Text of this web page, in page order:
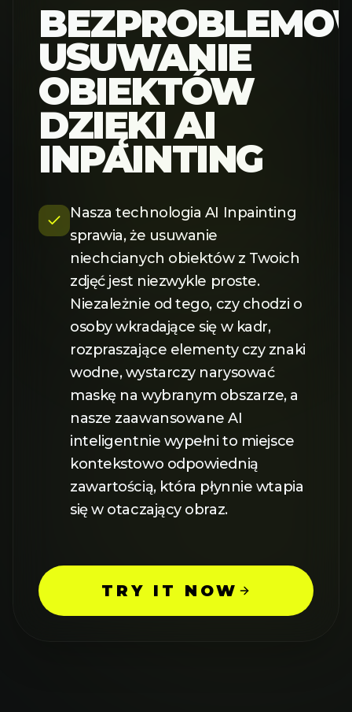
USUWANIE
OBIEKTÓW
DZIĘKI AI
INPAINTING
Nasza technologia AI Inpainting
sprawia, że usuwanie
niechcianych obiektów z Twoich
zdjęć jest niezwykle proste.
Niezależnie od tego, czy chodzi o
osoby wkradające się w kadr,
rozpraszające elementy czy znaki
wodne, wystarczy narysować
maskę na wybranym obszarze, a
nasze zaawansowane AI
inteligentnie wypełni to miejsce
kontekstowo odpowiednią
zawartością, która płynnie wtapia
się w otaczający obraz.
TRY IT NOW